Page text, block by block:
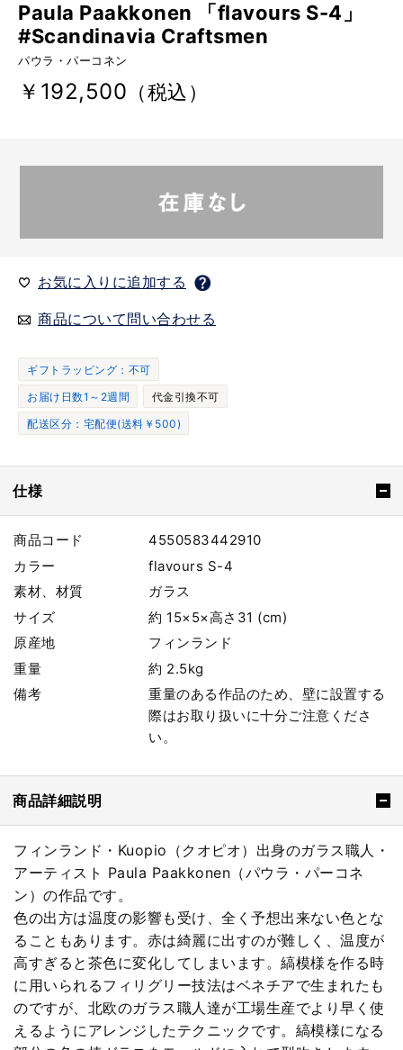
Paula Paakkonen 「flavours S-4」
#Scandinavia Craftsmen
パウラ・パーコネン
￥192,500 （税込）
お気に入りに追加する
商品について問い合わせる
ギフトラッピング：不可
お届け日数1～2週間
代金引換不可
配送区分：宅配便(送料￥500)
仕様
商品コード
4550583442910
カラー
flavours S-4
素材、材質
ガラス
サイズ
約 15×5×高さ31 (cm)
原産地
フィンランド
重量
約 2.5kg
備考
重量のある作品のため、壁に設置する
際はお取り扱いに十分ご注意くださ
い。
商品詳細説明
フィンランド・Kuopio（クオピオ）出身のガラス職人・
アーティスト Paula Paakkonen（パウラ・パーコネ
ン）の作品です。
色の出方は温度の影響も受け、全く予想出来ない色とな
ることもあります。赤は綺麗に出すのが難しく、温度が
高すぎると茶色に変化してしまいます。縞模様を作る時
に用いられるフィリグリー技法はベネチアで生まれたも
のですが、北欧のガラス職人達が工場生産でより早く使
えるようにアレンジしたテクニックです。縞模様になる